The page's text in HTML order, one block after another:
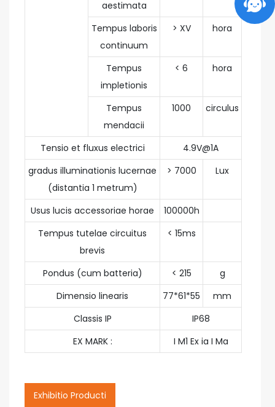
aestimata
Tempus laboris
continuum
> XV hora
Tempus
impletionis
< 6 hora
Tempus
mendacii
1000 circulus
Tensio et fluxus electrici
4.9V@1A
gradus illuminationis lucernae
(distantia 1 metrum)
> 7000 Lux
Usus lucis accessoriae horae
100000h
Tempus tutelae circuitus
brevis
< 15ms
Pondus (cum batteria) < 215
g
Dimensio linearis
77*61*55
mm
Classis IP
IP68
EX MARK :
I M1 Ex ia I Ma
Exhibitio Producti